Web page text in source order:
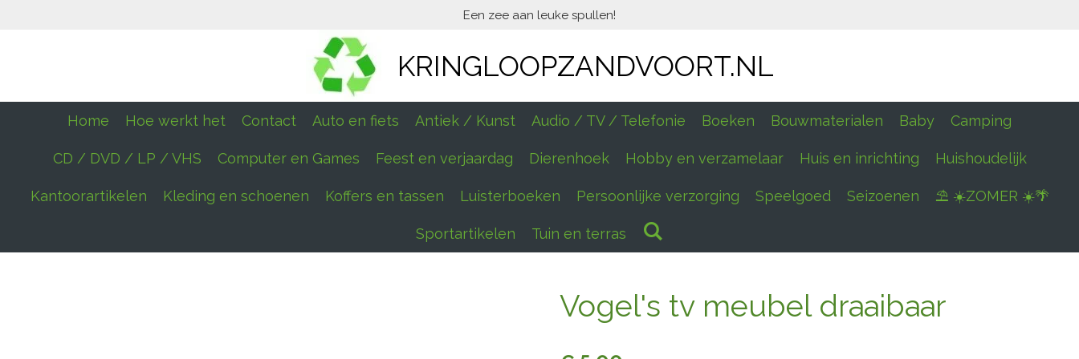
Een zee aan leuke spullen!
KRINGLOOPZANDVOORT.NL
Home Hoe werkt het Contact Auto en fiets Antiek / Kunst Audio / TV / Telefonie Boeken Bouwmaterialen Baby Camping
CD / DVD / LP / VHS Computer en Games Feest en verjaardag Dierenhoek Hobby en verzamelaar Huis en inrichting Huishoudelijk
Kantoorartikelen Kleding en schoenen Koffers en tassen Luisterboeken Persoonlijke verzorging Speelgoed Seizoenen ⛱ ☀️ZOMER ☀️🌴
Sportartikelen Tuin en terras
Vogel's tv meubel draaibaar